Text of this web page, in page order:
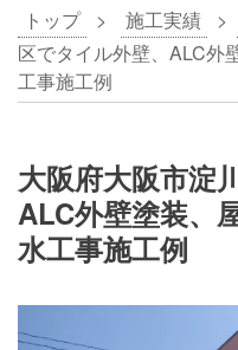
トップ > 施工実績 >
区でタイル外壁、ALC外
工事施工例
大阪府大阪市淀
ALC外壁塗装、
水工事施工例